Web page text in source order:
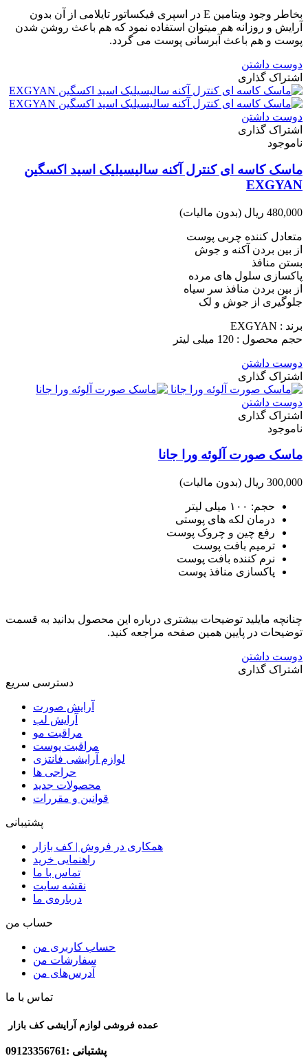
بخاطر وجود ویتامین E در اسپری فیکساتور تایلامی از آن بدون
آرایش و روزانه هم میتوان استفاده نمود که هم باعث روشن شدن
پوست و هم باعث آبرسانی پوست می گردد.
دوست داشتن
اشتراک گذاری
دوست داشتن
اشتراک گذاری
ناموجود
ماسک کاسه ای کنترل آکنه سالیسیلیک اسید اکسگین
EXGYAN
480,000 ریال (بدون مالیات)
متعادل کننده چربی پوست
از بین بردن آکنه و جوش
بستن منافذ
پاکسازی سلول های مرده
از بین بردن منافذ سر سیاه
جلوگیری از جوش و لک
برند : EXGYAN
حجم محصول : 120 میلی لیتر
دوست داشتن
اشتراک گذاری
دوست داشتن
اشتراک گذاری
ناموجود
ماسک صورت آلوئه ورا جانا
300,000 ریال (بدون مالیات)
حجم: ۱۰۰ میلی لیتر
درمان لکه های پوستی
رفع چین و چروک پوست
ترمیم بافت پوست
نرم کننده بافت پوست
پاکسازی منافذ پوست
چنانچه مایلید توضیحات بیشتری درباره این محصول بدانید به قسمت
توضیحات در پایین همین صفحه مراجعه کنید.
دوست داشتن
اشتراک گذاری
دسترسی سریع
آرایش صورت
آرایش لب
مراقبت مو
مراقبت پوست
لوازم آرایشی فانتزی
حراجی ها
محصولات جدید
قوانین و مقررات
پشتیبانی
همکاری در فروش | کف بازار
راهنمایی خرید
تماس با ما
نقشه سایت
درباره‌ی ما
حساب من
حساب کاربری من
سفارشات من
آدرس‌های من
تماس با ما
پشتبانی :09123356761